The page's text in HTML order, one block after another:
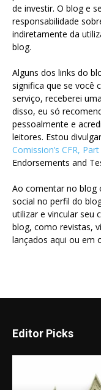
de investir. O blog e
responsabilidade
indiretamente da
blog.
Alguns dos links do
significa que se você
serviço, receberei
disso, eu só
pessoalmente e
leitores. Estou
Comission’s CFR,
Endorsements and
Ao comentar no blog
social no perfil do
utilizar e vincular seu
blog, como revistas,
lançados aqui ou em
Editor Picks